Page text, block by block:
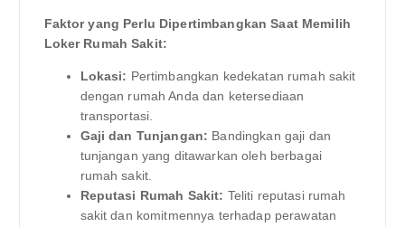
Faktor yang Perlu Dipertimbangkan Saat Memilih
Loker Rumah Sakit:
Lokasi: Pertimbangkan kedekatan rumah sakit
dengan rumah Anda dan ketersediaan
transportasi.
Gaji dan Tunjangan: Bandingkan gaji dan
tunjangan yang ditawarkan oleh berbagai
rumah sakit.
Reputasi Rumah Sakit: Teliti reputasi rumah
sakit dan komitmennya terhadap perawatan